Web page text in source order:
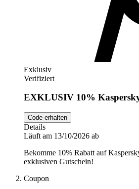
Exklusiv
Verifiziert
EXKLUSIV 10%
Code erhalten
Details
Läuft am 13/10/2026 ab
Bekomme 10% Rabatt auf
exklusiven Gutschein!
Coupon